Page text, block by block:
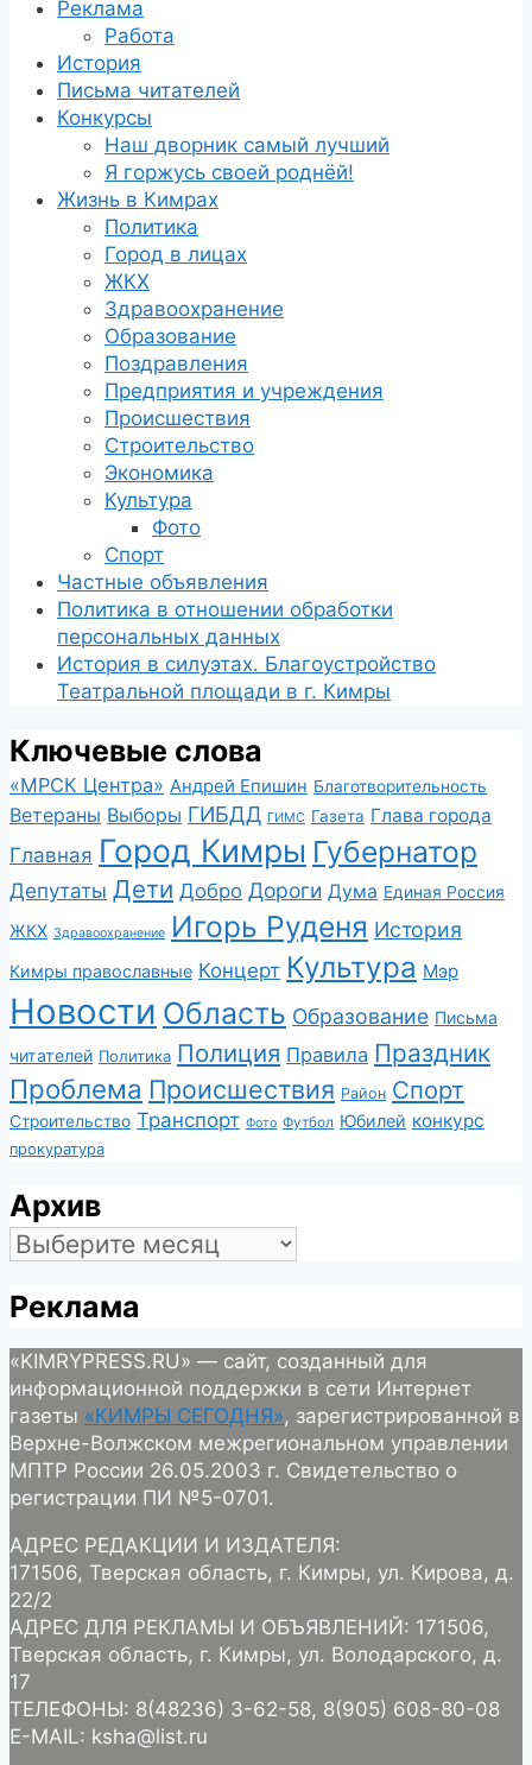
Реклама
Работа
История
Письма читателей
Конкурсы
Наш дворник самый лучший
Я горжусь своей роднёй!
Жизнь в Кимрах
Политика
Город в лицах
ЖКХ
Здравоохранение
Образование
Поздравления
Предприятия и учреждения
Происшествия
Строительство
Экономика
Культура
Фото
Спорт
Частные объявления
Политика в отношении обработки
персональных данных
История в силуэтах. Благоустройство
Театральной площади в г. Кимры
Ключевые слова
«МРСК Центра» Андрей Епишин Благотворительность
Ветераны Выборы ГИБДД ГИМС Газета Глава города
Главная Город Кимры Губернатор
Депутаты Дети Добро Дороги Дума Единая Россия
ЖКХ Здравоохранение Игорь Руденя История
Кимры православные Концерт Культура Мэр
Новости Область Образование Письма
читателей Политика Полиция Правила Праздник
Проблема Происшествия Район Спорт
Строительство Транспорт Фото Футбол Юбилей конкурс
прокуратура
Архив
Архив
Реклама
«KIMRYPRESS.RU» — сайт, созданный для
информационной поддержки в сети Интернет
газеты «КИМРЫ СЕГОДНЯ», зарегистрированной в
Верхне-Волжском межрегиональном управлении
МПТР России 26.05.2003 г. Свидетельство о
регистрации ПИ №5-0701.
АДРЕС РЕДАКЦИИ И ИЗДАТЕЛЯ:
171506, Тверская область, г. Кимры, ул. Кирова, д.
22/2
АДРЕС ДЛЯ РЕКЛАМЫ И ОБЪЯВЛЕНИЙ: 171506,
Тверская область, г. Кимры, ул. Володарского, д.
17
ТЕЛЕФОНЫ: 8(48236) 3-62-58, 8(905) 608-80-08
E-MAIL: ksha@list.ru